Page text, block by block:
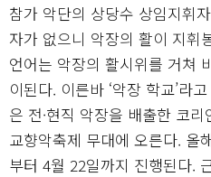
참가 악단의 상당수 상임지휘
자가 없으니 악장의 활이 지휘
언어는 악장의 활시위를 거쳐
이된다. 이른바 ‘악장 학교’라
은 전·현직 악장을 배출한 코
교향악축제 무대에 오른다. 올
부터 4월 22일까지 진행된다.